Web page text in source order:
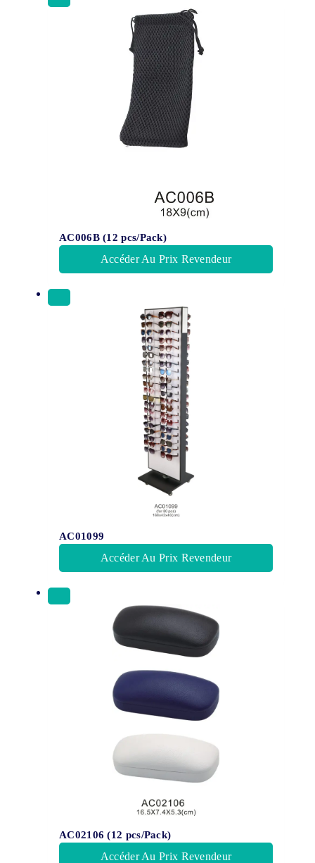
AC006B (12 pcs/Pack)
Accéder Au Prix Revendeur
AC01099
Accéder Au Prix Revendeur
AC02106 (12 pcs/Pack)
Accéder Au Prix Revendeur